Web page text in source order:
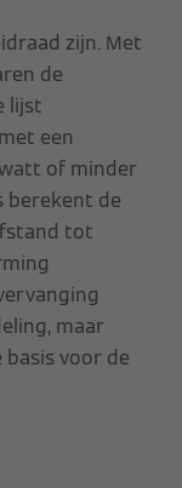
zijn. Met
de
lijst
een
of minder
berekent de
tot
maar
voor de